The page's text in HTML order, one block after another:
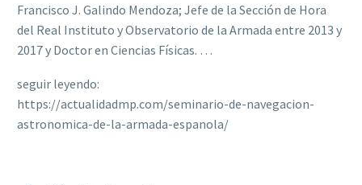
Francisco J. Galindo Mendoza; Jefe de la Sección de Hora
del Real Instituto y Observatorio de la Armada entre 2013 y
2017 y Doctor en Ciencias Físicas. …
seguir leyendo:
https://actualidadmp.com/seminario-de-navegacion-
astronomica-de-la-armada-espanola/